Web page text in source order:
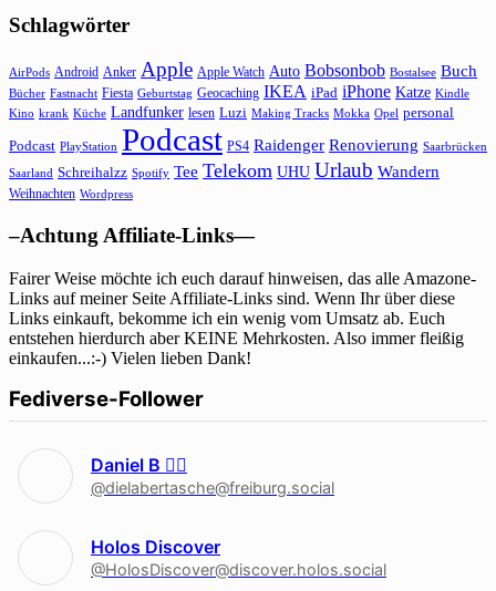
Schlagwörter
AirPods Android Anker Apple Apple Watch Auto Bobsonbob Bostalsee Buch
Bücher Fastnacht Fiesta Geburtstag Geocaching IKEA iPad iPhone Katze Kindle
Kino krank Küche Landfunker lesen Luzi Making Tracks Mokka Opel personal
Podcast PlayStation Podcast PS4 Raidenger Renovierung Saarbrücken
Saarland Schreihalzz Spotify Tee Telekom UHU Urlaub Wandern
Weihnachten Wordpress
–Achtung Affiliate-Links—
Fairer Weise möchte ich euch darauf hinweisen, das alle Amazone-
Links auf meiner Seite Affiliate-Links sind. Wenn Ihr über diese
Links einkauft, bekomme ich ein wenig vom Umsatz ab. Euch
entstehen hierdurch aber KEINE Mehrkosten. Also immer fleißig
einkaufen...:-) Vielen lieben Dank!
Fediverse-Follower
Daniel B 🏳‍🌈
@dielabertasche@freiburg.social
Holos Discover
@HolosDiscover@discover.holos.social